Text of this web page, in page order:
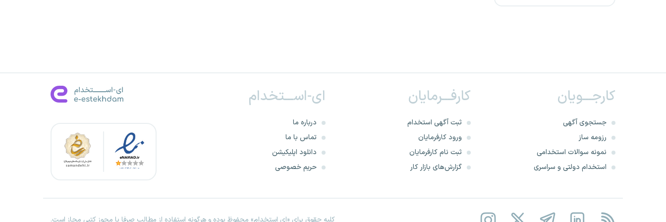
شرکت صنایع شیر ایران
گروه صنعتی ایران خودرو
شرکت حمل ونقل ریلی رجاء
بانک پارسیان
کارجـــویان
جستجوی آگهی
رزومه ساز
نمونه سوالات استخدامی
استخدام دولتی و سراسری
کارفـــرمایان
ثبت آگهی استخدام
ورود کارفرمایان
ثبت نام کارفرمایان
گزارش‌های بازار کار
ای-اســـتخدام
درباره ما
تماس با ما
دانلود اپلیکیشن
حریم خصوصی
کلیه حقوق برای «ای استخدام» محفوظ بوده و هرگونه استفاده از مطالب صرفا با مجوز کتبی مجاز است.